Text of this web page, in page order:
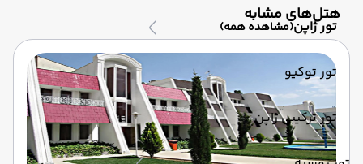
تور ژاپن(مشاهده همه)
تور توکیو
تور ترکیبی ژاپن
‌هتل‌های مشابه